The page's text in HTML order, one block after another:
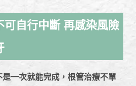
可自行中斷 再感染風險
一次就能完成，根管治療不單